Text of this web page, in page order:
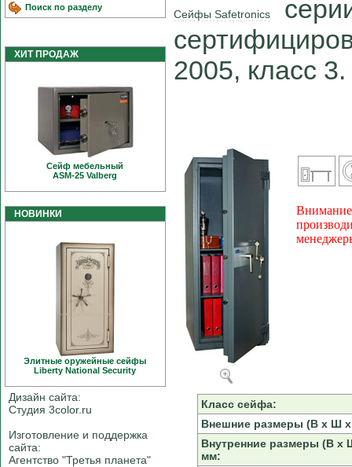
Поиск по разделу
ХИТ ПРОДАЖ
Сейф мебельный
ASM-25 Valberg
НОВИНКИ
Элитные оружейные сейфы
Liberty National Security
Дизайн сайта:
Студия 3color.ru
Изготовление и поддержка
сайта:
Агентство "Третья планета"
Сейфы Safetronics
2005, класс 3.
Класс сейфа:
Внешние размеры (В х Ш
Внутренние размеры (В х
мм: